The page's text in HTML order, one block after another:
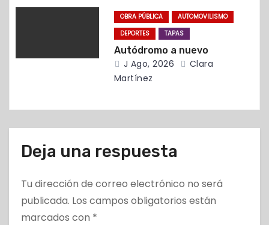
OBRA PÚBLICA
AUTOMOVILISMO
DEPORTES
TAPAS
Autódromo a nuevo
J Ago, 2026
Clara
Martínez
Deja una respuesta
Tu dirección de correo electrónico no será
publicada. Los campos obligatorios están
marcados con *